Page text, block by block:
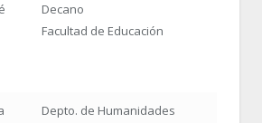
Decano
Facultad de Educación
Depto. de Humanidades